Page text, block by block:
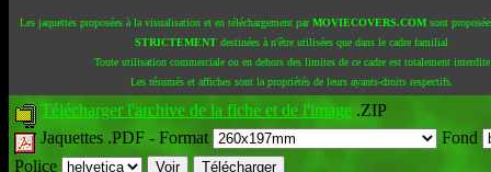
Les jaquettes proposées à la visualisation et en téléchargement parMOVIECOVERS.COM sont
STRICTEMENT destinées à n'être utilisées que dans le cadre familial
Toute utilisation commerciale ou en dehors des limites de ce cadre est totalement interdite
Les résumés et affiches sont la propriétés de leurs ayants-droits respectifs.
Télécharger l'archive de la fiche et de l'image .ZIP
Jaquettes .PDF - Format
Fond
Police